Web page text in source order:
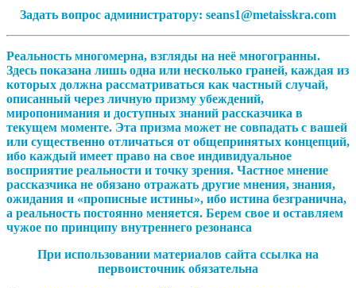
Задать вопрос администратору: seans1@metaisskra.com
Реальность многомерна, взгляды на неё многогранны.
Здесь показана лишь одна или несколько граней, каждая из
которых должна рассматриваться как частный случай,
описанный через личную призму убеждений,
миропонимания и доступных знаний рассказчика в
текущем моменте. Эта призма может не совпадать с вашей
или существенно отличаться от общепринятых концепций,
ибо каждый имеет право на свое индивидуальное
восприятие реальности и точку зрения. Частное мнение
рассказчика не обязано отражать другие мнения, знания,
ожидания и «прописные истины», ибо истина безгранична,
а реальность постоянно меняется. Берем свое и оставляем
чужое по принципу внутреннего резонанса
При использовании материалов сайта ссылка на
первоисточник обязательна